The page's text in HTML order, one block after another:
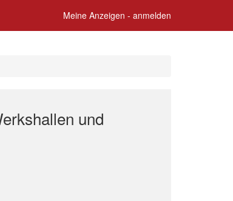
Meine Anzeigen - anmelden
und